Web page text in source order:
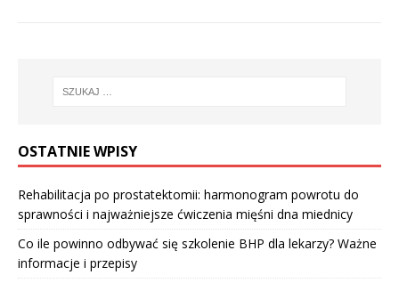
OSTATNIE WPISY
Rehabilitacja po prostatektomii: harmonogram powrotu do
sprawności i najważniejsze ćwiczenia mięśni dna miednicy
Co ile powinno odbywać się szkolenie BHP dla lekarzy? Ważne
informacje i przepisy